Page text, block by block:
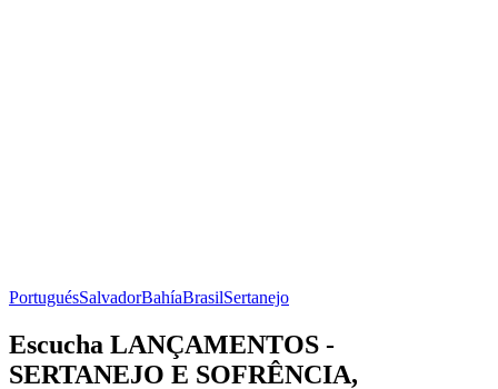
PortuguésSalvadorBahíaBrasilSertanejo
Escucha LANÇAMENTOS -
SERTANEJO E SOFRÊNCIA,